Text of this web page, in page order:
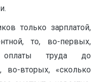
только зарплатой,
то, во-первых,
труда до
во-вторых, «сколько